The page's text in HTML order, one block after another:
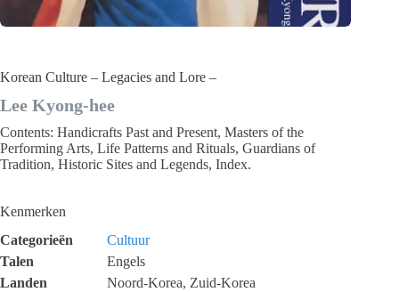
Korean Culture – Legacies and Lore –
Lee Kyong-hee
Contents: Handicrafts Past and Present, Masters of the
Performing Arts, Life Patterns and Rituals, Guardians of
Tradition, Historic Sites and Legends, Index.
Kenmerken
Categorieën
Cultuur
Talen
Engels
Landen
Noord-Korea, Zuid-Korea